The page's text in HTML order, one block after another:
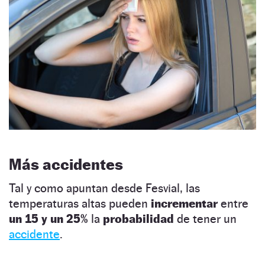
Más accidentes
Tal y como apuntan desde Fesvial, las
temperaturas altas pueden incrementarentre
un 15 y un 25% la probabilidad de tener un
accidente.